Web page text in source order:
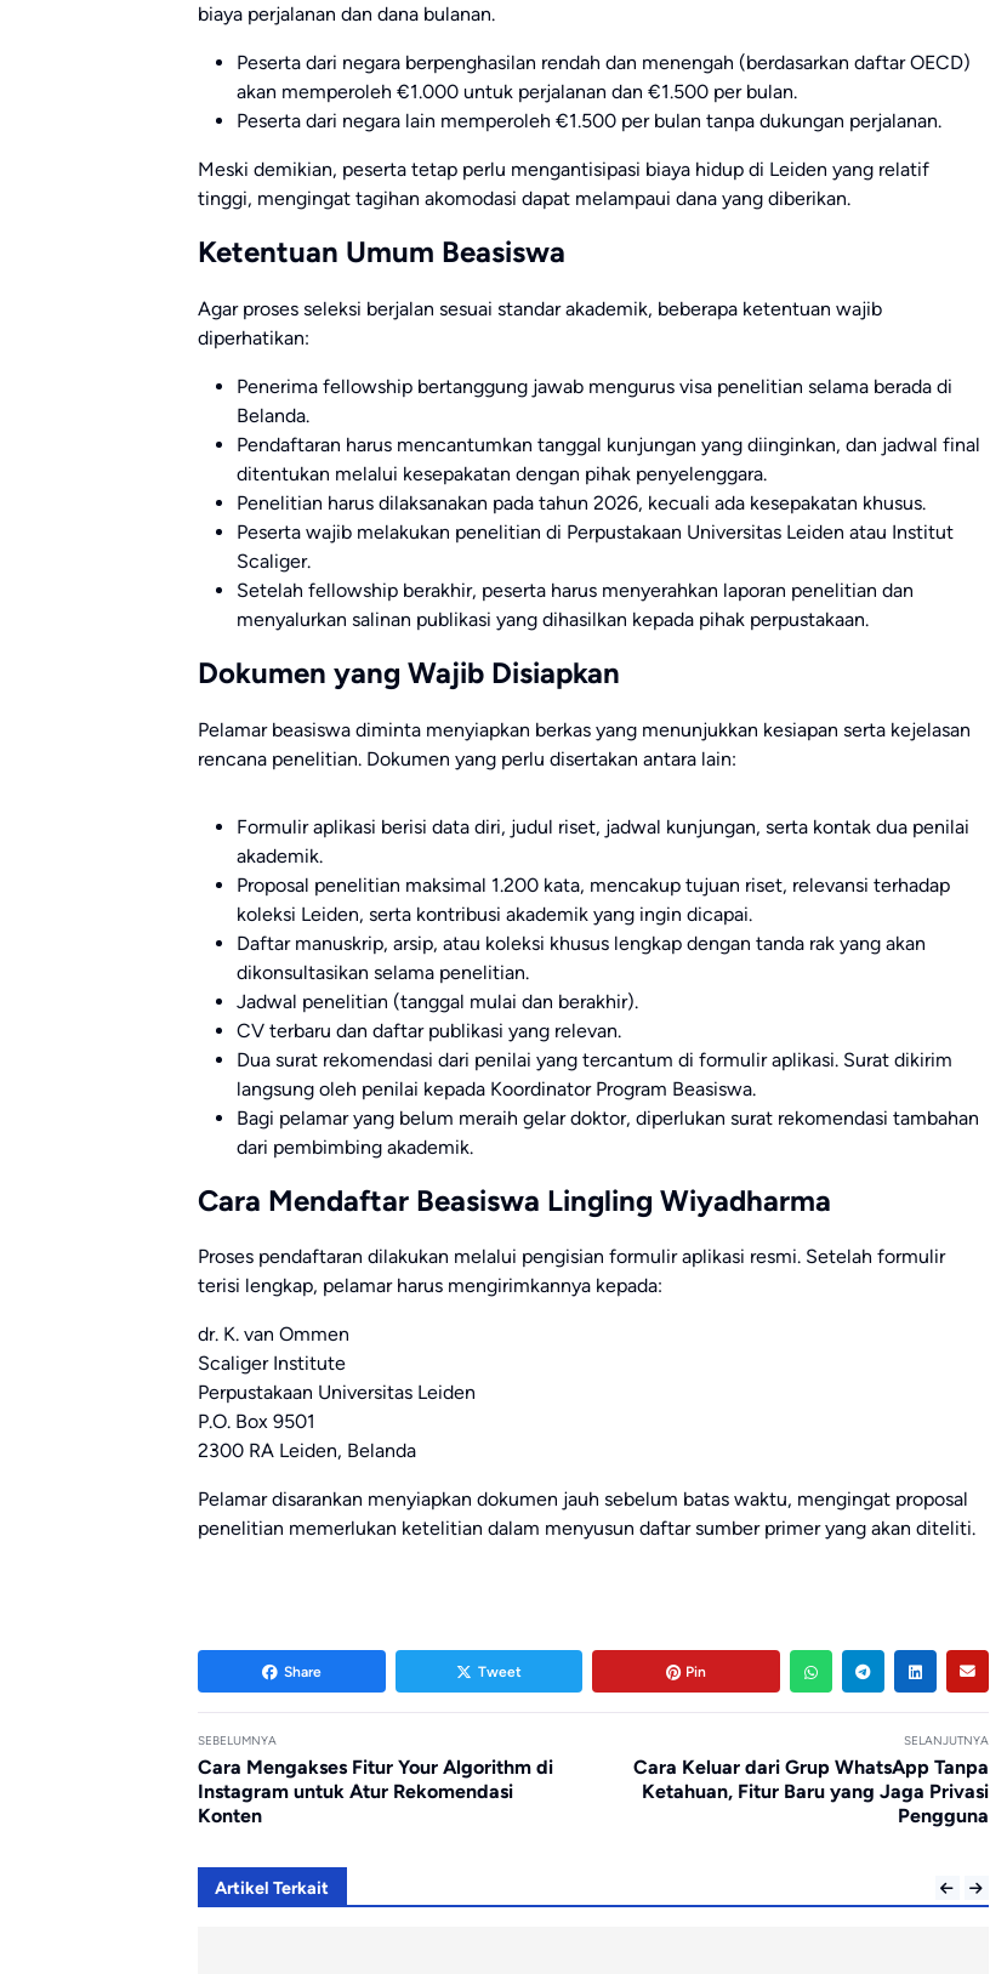
biaya perjalanan dan dana bulanan.
Peserta dari negara berpenghasilan rendah dan menengah (berdasarkan daftar OECD)
akan memperoleh €1.000 untuk perjalanan dan €1.500 per bulan.
Peserta dari negara lain memperoleh €1.500 per bulan tanpa dukungan perjalanan.
Meski demikian, peserta tetap perlu mengantisipasi biaya hidup di Leiden yang relatif
tinggi, mengingat tagihan akomodasi dapat melampaui dana yang diberikan.
Ketentuan Umum Beasiswa
Agar proses seleksi berjalan sesuai standar akademik, beberapa ketentuan wajib
diperhatikan:
Penerima fellowship bertanggung jawab mengurus visa penelitian selama berada di
Belanda.
Pendaftaran harus mencantumkan tanggal kunjungan yang diinginkan, dan jadwal final
ditentukan melalui kesepakatan dengan pihak penyelenggara.
Penelitian harus dilaksanakan pada tahun 2026, kecuali ada kesepakatan khusus.
Peserta wajib melakukan penelitian di Perpustakaan Universitas Leiden atau Institut
Scaliger.
Setelah fellowship berakhir, peserta harus menyerahkan laporan penelitian dan
menyalurkan salinan publikasi yang dihasilkan kepada pihak perpustakaan.
Dokumen yang Wajib Disiapkan
Pelamar beasiswa diminta menyiapkan berkas yang menunjukkan kesiapan serta kejelasan
rencana penelitian. Dokumen yang perlu disertakan antara lain:
Formulir aplikasi berisi data diri, judul riset, jadwal kunjungan, serta kontak dua penilai
akademik.
Proposal penelitian maksimal 1.200 kata, mencakup tujuan riset, relevansi terhadap
koleksi Leiden, serta kontribusi akademik yang ingin dicapai.
Daftar manuskrip, arsip, atau koleksi khusus lengkap dengan tanda rak yang akan
dikonsultasikan selama penelitian.
Jadwal penelitian (tanggal mulai dan berakhir).
CV terbaru dan daftar publikasi yang relevan.
Dua surat rekomendasi dari penilai yang tercantum di formulir aplikasi. Surat dikirim
langsung oleh penilai kepada Koordinator Program Beasiswa.
Bagi pelamar yang belum meraih gelar doktor, diperlukan surat rekomendasi tambahan
dari pembimbing akademik.
Cara Mendaftar Beasiswa Lingling Wiyadharma
Proses pendaftaran dilakukan melalui pengisian formulir aplikasi resmi. Setelah formulir
terisi lengkap, pelamar harus mengirimkannya kepada:
dr. K. van Ommen
Scaliger Institute
Perpustakaan Universitas Leiden
P.O. Box 9501
2300 RA Leiden, Belanda
Pelamar disarankan menyiapkan dokumen jauh sebelum batas waktu, mengingat proposal
penelitian memerlukan ketelitian dalam menyusun daftar sumber primer yang akan diteliti.
Share Tweet Pin
SEBELUMNYA
Cara Mengakses Fitur Your Algorithm di
Instagram untuk Atur Rekomendasi
Konten
SELANJUTNYA
Cara Keluar dari Grup WhatsApp Tanpa
Ketahuan, Fitur Baru yang Jaga Privasi
Pengguna
Artikel Terkait